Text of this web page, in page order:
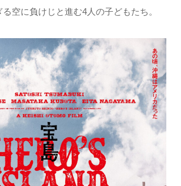
空に負けじと進む4人の子どもたち。